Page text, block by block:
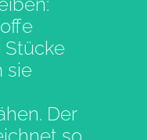
Stücke
sie
Der